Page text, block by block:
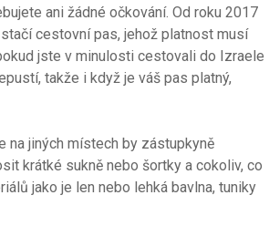
ani žádné očkování. Od roku 2017
cestovní pas, jehož platnost musí
jste v minulosti cestovali do Izraele
takže i když je váš pas platný,
na jiných místech by zástupkyně
krátké sukně nebo šortky a cokoliv, co
jako je len nebo lehká bavlna, tuniky